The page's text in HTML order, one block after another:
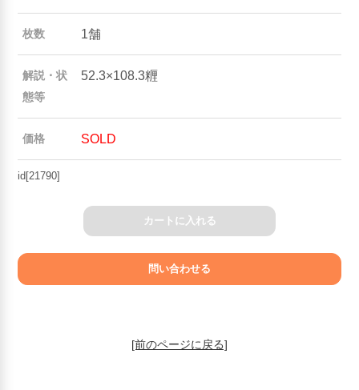
枚数 1舗
解説・状
態等
52.3×108.3糎
価格 SOLD
id[21790]
カートに入れる
[前のページに戻る]